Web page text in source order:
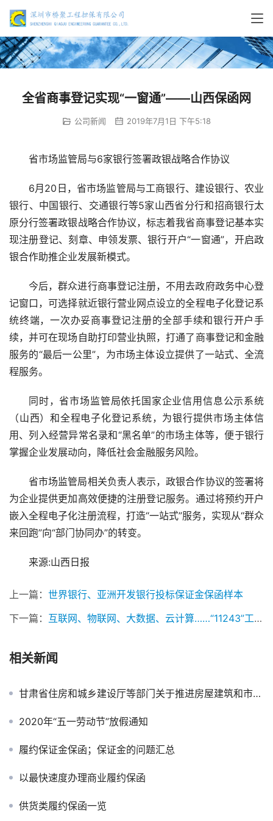
全省商事登记实现“一窗通”——山西保函网
公司新闻 2019年7月1日 下午5:18
省市场监管局与6家银行签署政银战略合作协议
6月20日，省市场监管局与工商银行、建设银行、农业
银行、中国银行、交通银行等5家山西省分行和招商银行太
原分行签署政银战略合作协议，标志着我省商事登记基本实
现注册登记、刻章、申领发票、银行开户“一窗通”，开启政
银合作助推企业发展新模式。
今后，群众进行商事登记注册，不用去政府政务中心登
记窗口，可选择就近银行营业网点设立的全程电子化登记系
统终端，一次办妥商事登记注册的全部手续和银行开户手
续，并可在现场自助打印营业执照，打通了商事登记和金融
服务的“最后一公里”，为市场主体设立提供了一站式、全流
程服务。
同时，省市场监管局依托国家企业信用信息公示系统
（山西）和全程电子化登记系统，为银行提供市场主体信
用、列入经营异常名录和“黑名单”的市场主体等，便于银行
掌握企业发展动向，降低社会金融服务风险。
省市场监管局相关负责人表示，政银合作协议的签署将
为企业提供更加高效便捷的注册登记服务。通过将预约开户
嵌入全程电子化注册流程，打造“一站式”服务，实现从“群众
来回跑”向“部门协同办”的转变。
来源:山西日报
上一篇： 世界银行、亚洲开发银行投标保证金保函样本
下一篇： 互联网、物联网、大数据、云计算……“11243”工程，政府监管也要“互联网+”——山西保函网
相关新闻
甘肃省住房和城乡建设厅等部门关于推进房屋建筑和市政基础设施工程实行工程担保制度的实施意见
2020年“五一劳动节”放假通知
履约保证金保函；保证金的问题汇总
以最快速度办理商业履约保函
供货类履约保函一览